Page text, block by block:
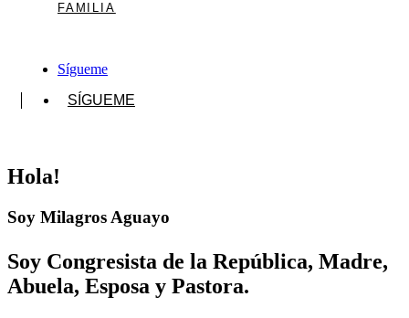
FAMILIA
Sígueme
SÍGUEME
Hola!
Soy Milagros Aguayo
Soy Congresista de la República, Madre,
Abuela, Esposa y Pastora.